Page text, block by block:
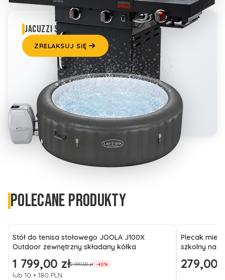
JACUZZI SPA
ZRELAKSUJ SIĘ
POLECANE PRODUKTY
Stół do tenisa stołowego JOOLA J100X
Outdoor zewnętrzny składany kółka
Cena promocyjna
1 799,00 zł2 999,00 zł -40%
lub 10 × 180 PLN
Plecak
szkolny na
Cena
279,00